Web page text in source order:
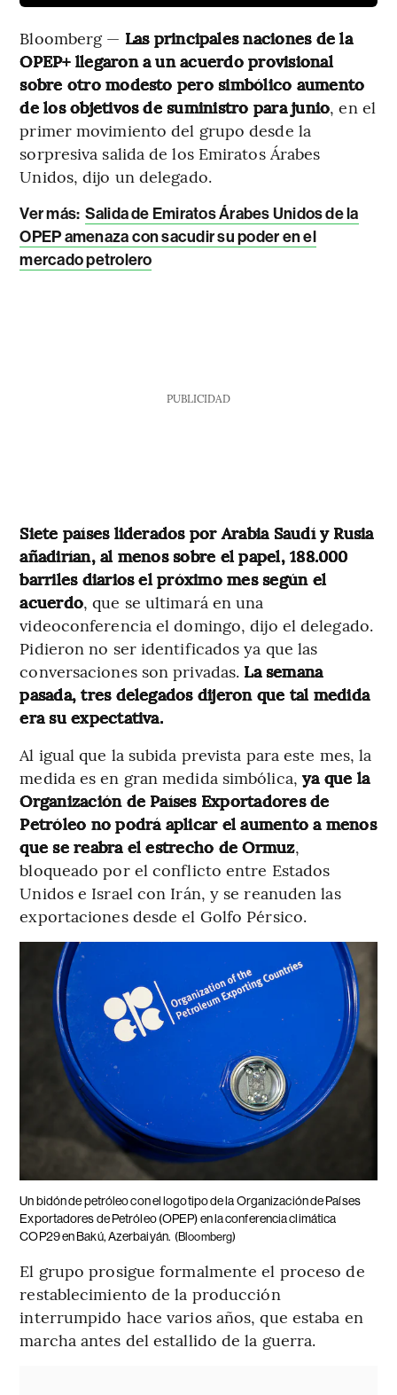
Bloomberg — Las principales naciones de la
OPEP+ llegaron a un acuerdo provisional
sobre otro modesto pero simbólico aumento
de los objetivos de suministro para junio, en el
primer movimiento del grupo desde la
sorpresiva salida de los Emiratos Árabes
Unidos, dijo un delegado.
Ver más: Salida de Emiratos Árabes Unidos de la
OPEP amenaza con sacudir su poder en el
mercado petrolero
PUBLICIDAD
Siete países liderados por Arabia Saudí y Rusia
añadirían, al menos sobre el papel, 188.000
barriles diarios el próximo mes según el
acuerdo, que se ultimará en una
videoconferencia el domingo, dijo el delegado.
Pidieron no ser identificados ya que las
conversaciones son privadas. La semana
pasada, tres delegados dijeron que tal medida
era su expectativa.
Al igual que la subida prevista para este mes, la
medida es en gran medida simbólica, ya que la
Organización de Países Exportadores de
Petróleo no podrá aplicar el aumento a menos
que se reabra el estrecho de Ormuz,
bloqueado por el conflicto entre Estados
Unidos e Israel con Irán, y se reanuden las
exportaciones desde el Golfo Pérsico.
Un bidón de petróleo con el logotipo de la Organización de Países
Exportadores de Petróleo (OPEP) en la conferencia climática
COP29 en Bakú, Azerbaiyán. (Bloomberg)
El grupo prosigue formalmente el proceso de
restablecimiento de la producción
interrumpido hace varios años, que estaba en
marcha antes del estallido de la guerra.